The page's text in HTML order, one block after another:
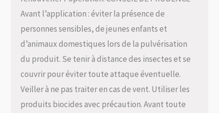
Avant l’application : éviter la présence de
personnes sensibles, de jeunes enfants et
d’animaux domestiques lors de la pulvérisation
du produit. Se tenir à distance des insectes et se
couvrir pour éviter toute attaque éventuelle.
Veiller à ne pas traiter en cas de vent. Utiliser les
produits biocides avec précaution. Avant toute